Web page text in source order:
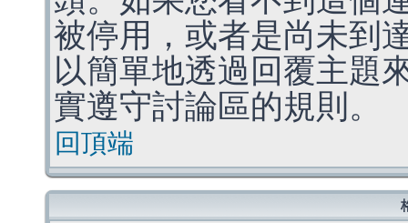
被停用，或者是尚未到
以簡單地透過回覆主題
實遵守討論區的規則。
回頂端